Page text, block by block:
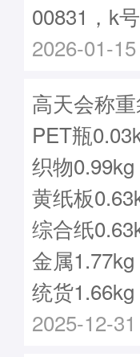
00831，k
2026-01-
高天会称
PET瓶
织物
黄纸板
综合纸
金属
统货
2025-12-